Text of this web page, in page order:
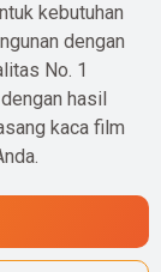
kebutuhan
dengan
No. 1
hasil
kaca film